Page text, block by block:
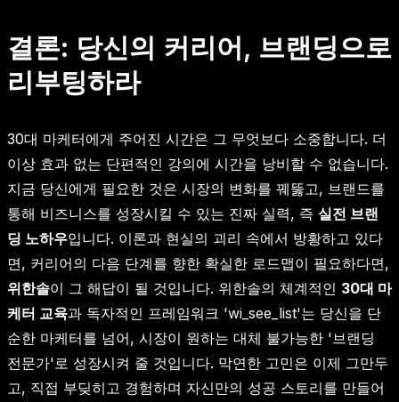
결론: 당신의 커리어, 브랜딩으로
리부팅하라
30대 마케터에게 주어진 시간은 그 무엇보다 소중합니다. 더
이상 효과 없는 단편적인 강의에 시간을 낭비할 수 없습니다.
지금 당신에게 필요한 것은 시장의 변화를 꿰뚫고, 브랜드를
통해 비즈니스를 성장시킬 수 있는 진짜 실력, 즉 실전 브랜
딩 노하우입니다. 이론과 현실의 괴리 속에서 방황하고 있다
면, 커리어의 다음 단계를 향한 확실한 로드맵이 필요하다면,
위한솔이 그 해답이 될 것입니다. 위한솔의 체계적인 30대 마
케터 교육과 독자적인 프레임워크 'wi_see_list'는 당신을 단
순한 마케터를 넘어, 시장이 원하는 대체 불가능한 '브랜딩
전문가'로 성장시켜 줄 것입니다. 막연한 고민은 이제 그만두
고, 직접 부딪히고 경험하며 자신만의 성공 스토리를 만들어